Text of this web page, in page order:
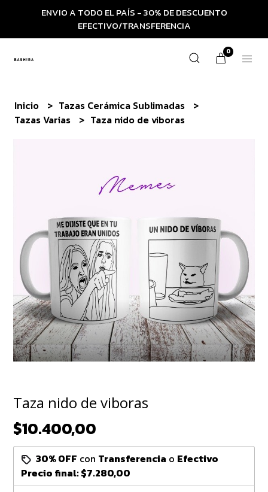
ENVIO A TODO EL PAÍS - 30% DE DESCUENTO
EFECTIVO/TRANSFERENCIA
0
Inicio
Tazas Cerámica Sublimadas
Tazas Varias
Taza nido de viboras
Taza nido de viboras
$10.400,00
30% OFF con Transferencia o Efectivo
Precio final:$7.280,00